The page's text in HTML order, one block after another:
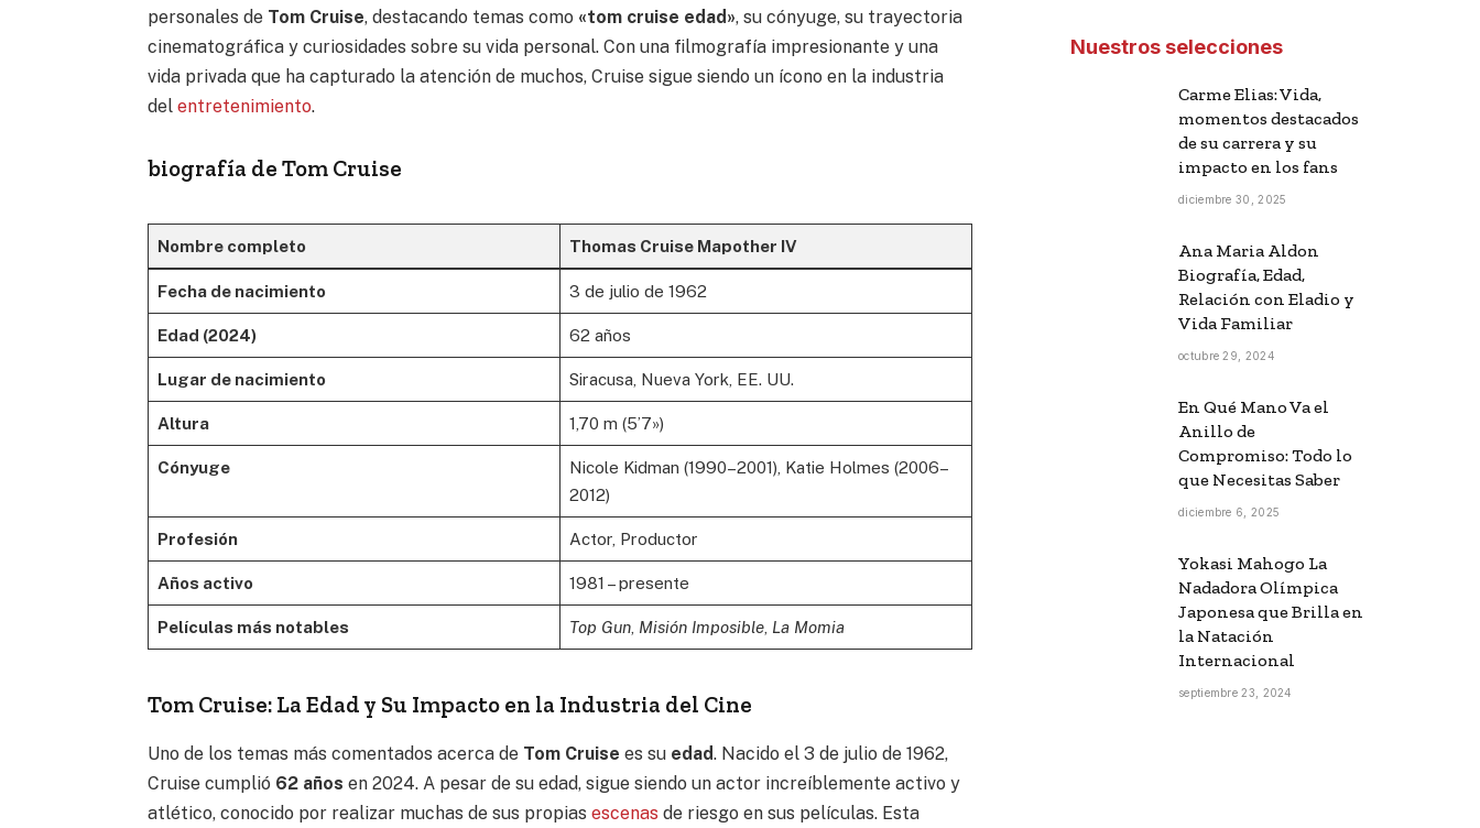
personales de Tom Cruise, destacando temas como «tom cruise edad», su cónyuge, su trayectoria
cinematográfica y curiosidades sobre su vida personal. Con una filmografía impresionante y una
vida privada que ha capturado la atención de muchos, Cruise sigue siendo un ícono en la industria
delentretenimiento.
biografía de Tom Cruise
Nombre completo Thomas Cruise Mapother IV
Fecha de nacimiento 3 de julio de 1962
Edad (2024) 62 años
Lugar de nacimiento Siracusa, Nueva York, EE. UU.
Altura 1,70 m (5’7»)
Cónyuge
Nicole Kidman (1990–2001), Katie Holmes (2006–
2012)
Profesión Actor, Productor
Años activo 1981 – presente
Películas más notables Top Gun, Misión Imposible, La Momia
Tom Cruise: La Edad y Su Impacto en la Industria del Cine
Uno de los temas más comentados acerca de Tom Cruise es su edad. Nacido el 3 de julio de 1962,
Cruise cumplió 62 años en 2024. A pesar de su edad, sigue siendo un actor increíblemente activo y
atlético, conocido por realizar muchas de sus propiasescenasde riesgo en sus películas. Esta
Nuestros selecciones
Carme Elias: Vida,
momentos destacados
de su carrera y su
impacto en los fans
diciembre 30, 2025
Ana Maria Aldon
Biografía, Edad,
Relación con Eladio y
Vida Familiar
octubre 29, 2024
En Qué Mano Va el
Anillo de
Compromiso: Todo lo
que Necesitas Saber
diciembre 6, 2025
Yokasi Mahogo La
Nadadora Olímpica
Japonesa que Brilla en
la Natación
Internacional
septiembre 23, 2024